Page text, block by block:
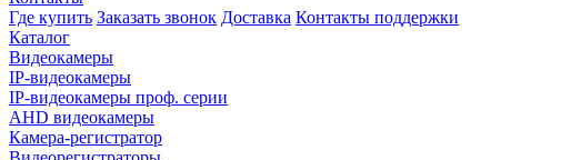
Где купить Заказать звонок Доставка Контакты поддержки
Каталог
Видеокамеры
IP-видеокамеры
IP-видеокамеры проф. серии
AHD видеокамеры
Камера-регистратор